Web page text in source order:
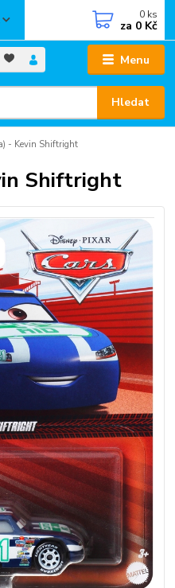
Menu
Hledat
0 ks
za 0 Kč
- Kevin Shiftright
Shiftright